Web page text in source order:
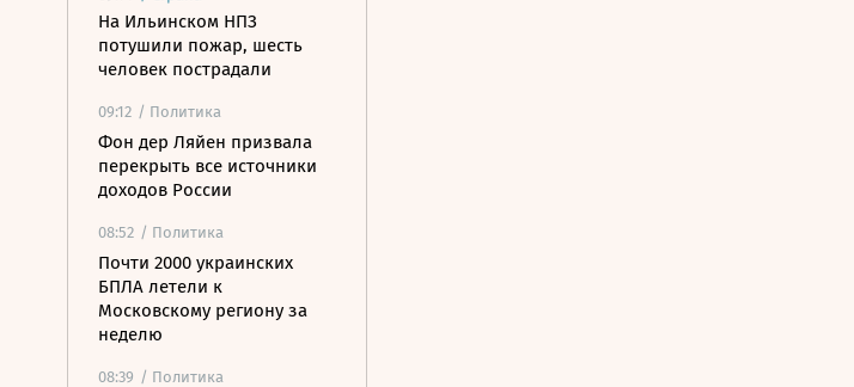
На Ильинском НПЗ
потушили пожар, шесть
человек пострадали
09:12 / Политика
Фон дер Ляйен призвала
перекрыть все источники
доходов России
08:52 / Политика
Почти 2000 украинских
БПЛА летели к
Московскому региону за
неделю
08:39 / Политика